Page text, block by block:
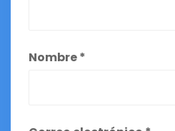
Nombre*